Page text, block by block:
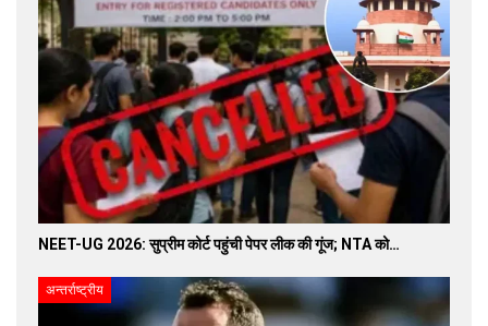
NEET-UG 2026: सुप्रीम कोर्ट पहुंची पेपर लीक की गूंज; NTA को…
अन्तर्राष्ट्रीय